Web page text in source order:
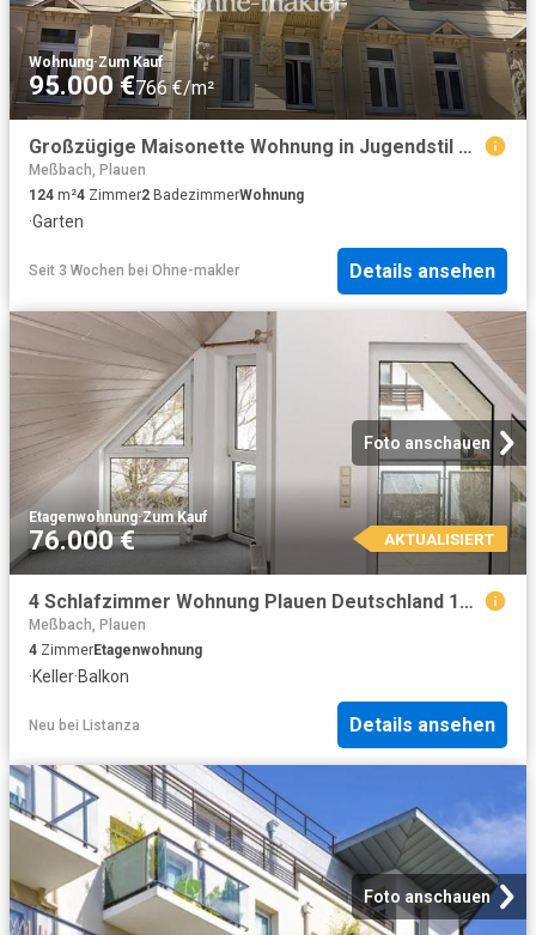
Wohnung·Zum Kauf
95.000 €766 €/m²
Großzügige Maisonette Wohnung in Jugendstil Haus mit Potenzial – direkt im Zentrum von Plauen
Meßbach, Plauen
124 m²4 Zimmer2 BadezimmerWohnung
·Garten
Seit 3 Wochen bei Ohne-makler Details ansehen
Foto anschauen
Etagenwohnung·Zum Kauf
76.000 € AKTUALISIERT
4 Schlafzimmer Wohnung Plauen Deutschland 104797916
Meßbach, Plauen
4 ZimmerEtagenwohnung
·Keller·Balkon
Neu bei Listanza Details ansehen
Foto anschauen